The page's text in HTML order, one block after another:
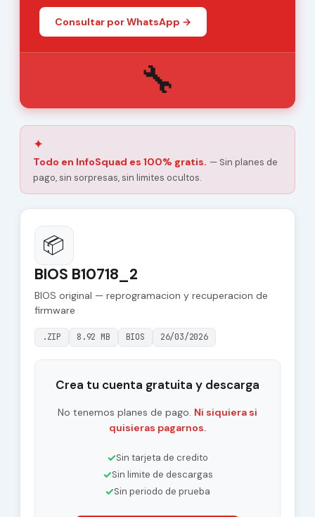
Consultar por WhatsApp →
🔧
✦
Todo en InfoSquad es 100% gratis. — Sin planes de
pago, sin sorpresas, sin limites ocultos.
📦
BIOS B10718_2
BIOS original — reprogramacion y recuperacion de
firmware
.ZIP 8.92 MB BIOS 26/03/2026
Crea tu cuenta gratuita y descarga
No tenemos planes de pago. Ni siquiera si
quisieras pagarnos.
✓Sin tarjeta de credito
✓Sin limite de descargas
✓Sin periodo de prueba